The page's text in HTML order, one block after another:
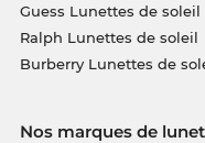
Guess Lunettes de soleil
Ralph Lunettes de soleil
Burberry Lunettes de
Nos marques de